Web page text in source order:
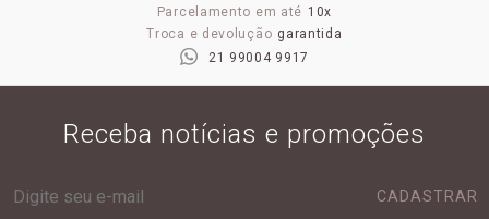
Parcelamento em até 10x
Troca e devolução garantida
21 99004 9917
Receba notícias e promoções
CADASTRAR